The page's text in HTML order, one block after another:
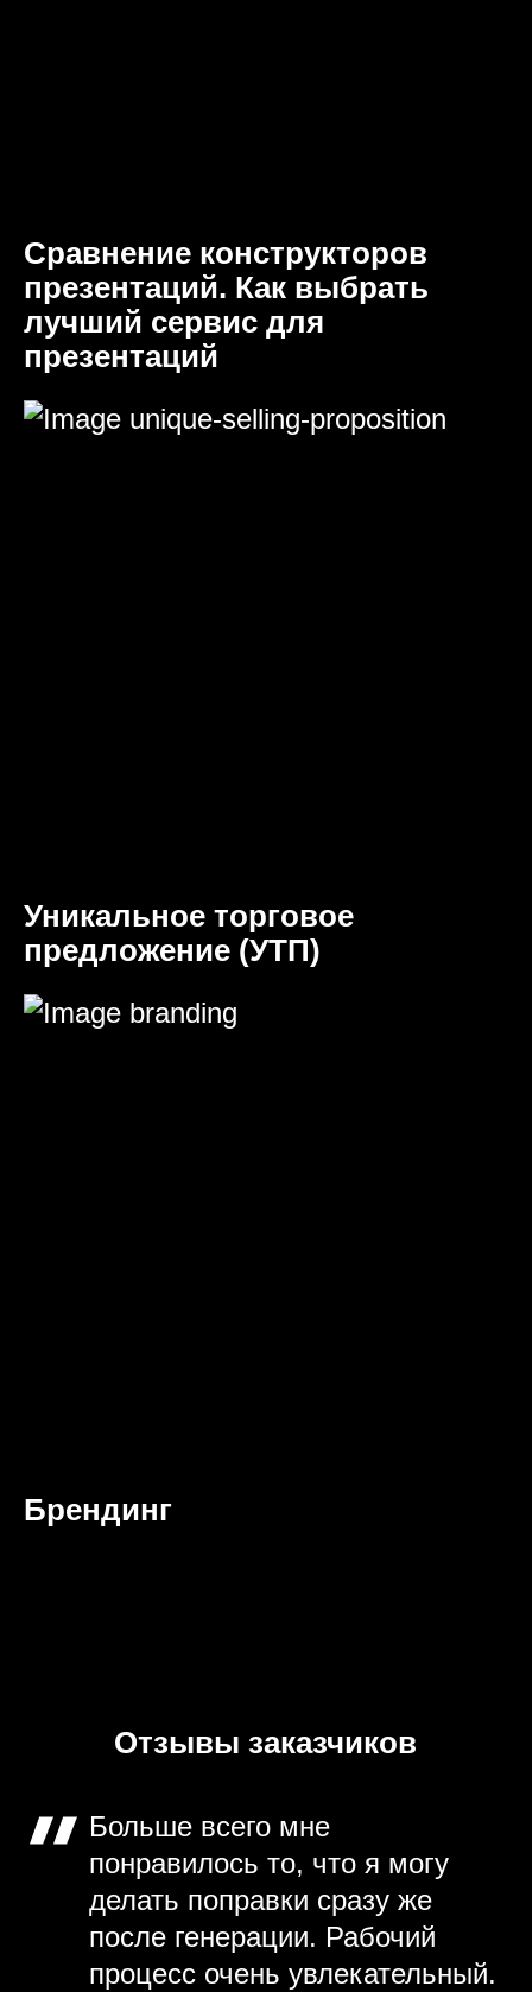
Сравнение конструкторов
презентаций. Как выбрать
лучший сервис для
презентаций
Уникальное торговое
предложение (УТП)
Брендинг
Отзывы заказчиков
Больше всего мне
понравилось то, что я могу
делать поправки сразу же
после генерации. Рабочий
процесс очень увлекательный.